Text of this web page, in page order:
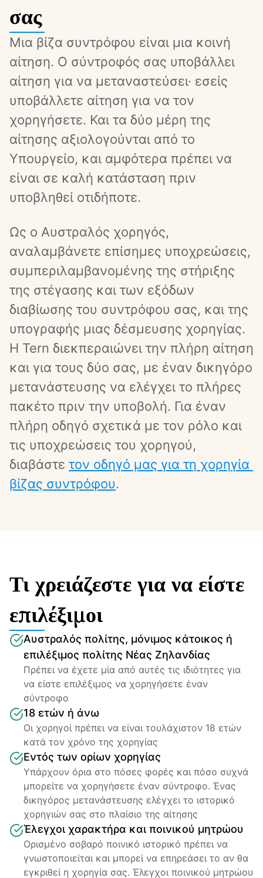
σας
Μια βίζα συντρόφου είναι μια κοινή
αίτηση. Ο σύντροφός σας υποβάλλει
αίτηση για να μεταναστεύσει· εσείς
υποβάλλετε αίτηση για να τον
χορηγήσετε. Και τα δύο μέρη της
αίτησης αξιολογούνται από το
Υπουργείο, και αμφότερα πρέπει να
είναι σε καλή κατάσταση πριν
υποβληθεί οτιδήποτε.
Ως ο Αυστραλός χορηγός,
αναλαμβάνετε επίσημες υποχρεώσεις,
συμπεριλαμβανομένης της στήριξης
της στέγασης και των εξόδων
διαβίωσης του συντρόφου σας, και της
υπογραφής μιας δέσμευσης χορηγίας.
Η Tern διεκπεραιώνει την πλήρη αίτηση
και για τους δύο σας, με έναν δικηγόρο
μετανάστευσης να ελέγχει το πλήρες
πακέτο πριν την υποβολή. Για έναν
πλήρη οδηγό σχετικά με τον ρόλο και
τις υποχρεώσεις του χορηγού,
διαβάστε τον οδηγό μας για τη χορηγία
βίζας συντρόφου.
Τι χρειάζεστε για να είστε
επιλέξιμοι
Αυστραλός πολίτης, μόνιμος κάτοικος ή
επιλέξιμος πολίτης Νέας Ζηλανδίας
Πρέπει να έχετε μία από αυτές τις ιδιότητες για
να είστε επιλέξιμος να χορηγήσετε έναν
σύντροφο
18 ετών ή άνω
Οι χορηγοί πρέπει να είναι τουλάχιστον 18 ετών
κατά τον χρόνο της χορηγίας
Εντός των ορίων χορηγίας
Υπάρχουν όρια στο πόσες φορές και πόσο συχνά
μπορείτε να χορηγήσετε έναν σύντροφο. Ένας
δικηγόρος μετανάστευσης ελέγχει το ιστορικό
χορηγιών σας στο πλαίσιο της αίτησης
Έλεγχοι χαρακτήρα και ποινικού μητρώου
Ορισμένο σοβαρό ποινικό ιστορικό πρέπει να
γνωστοποιείται και μπορεί να επηρεάσει το αν θα
εγκριθεί η χορηγία σας. Έλεγχοι ποινικού μητρώου